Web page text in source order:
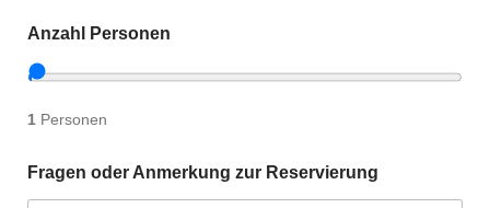
Anzahl Personen
1 Personen
Fragen oder Anmerkung zur Reservierung